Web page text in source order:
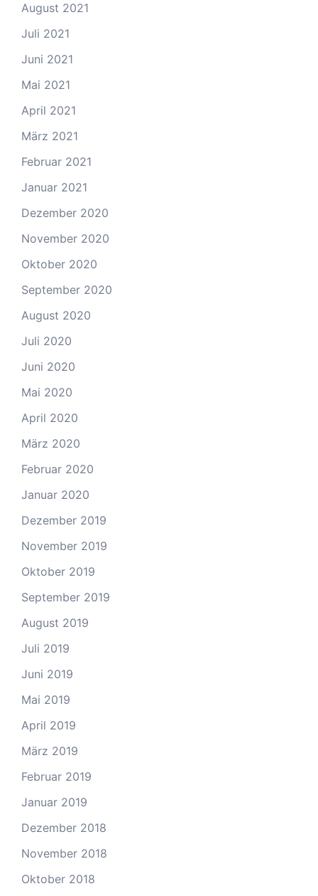
August 2021
Juli 2021
Juni 2021
Mai 2021
April 2021
März 2021
Februar 2021
Januar 2021
Dezember 2020
November 2020
Oktober 2020
September 2020
August 2020
Juli 2020
Juni 2020
Mai 2020
April 2020
März 2020
Februar 2020
Januar 2020
Dezember 2019
November 2019
Oktober 2019
September 2019
August 2019
Juli 2019
Juni 2019
Mai 2019
April 2019
März 2019
Februar 2019
Januar 2019
Dezember 2018
November 2018
Oktober 2018